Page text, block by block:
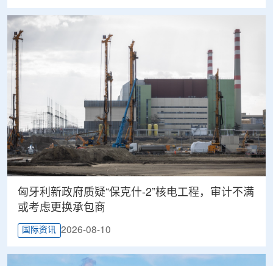
匈牙利新政府质疑“保克什-2”核电工程，审计不满
或考虑更换承包商
国际资讯 2026-08-10